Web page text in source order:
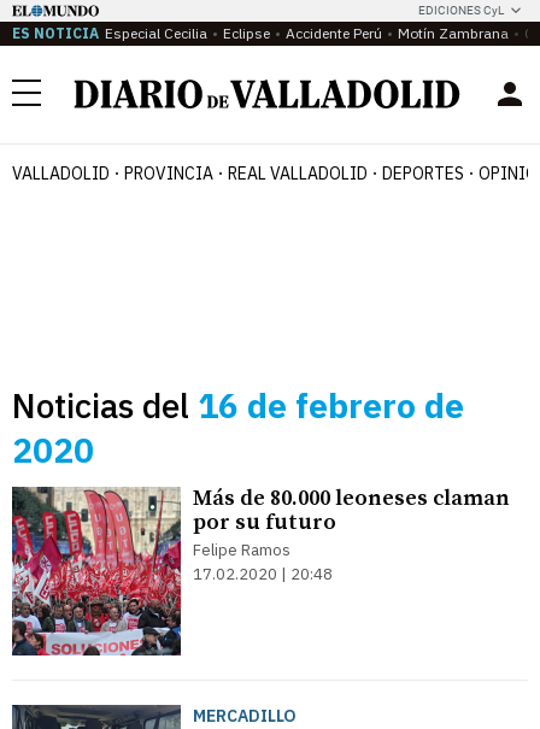
EDICIONES CyL
ES NOTICIA Especial Cecilia Eclipse Accidente Perú Motín Zambrana
Menú
VALLADOLID PROVINCIA REAL VALLADOLID DEPORTES
Noticias del 16 de febrero de
2020
Más de 80.000 leoneses claman
por su futuro
Felipe Ramos
17.02.2020 | 20:48
MERCADILLO